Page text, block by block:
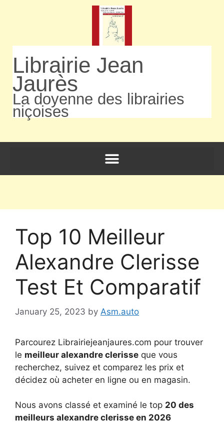
Librairie Jean
Jaurès
La doyenne des librairies
niçoises
Top 10 Meilleur
Alexandre Clerisse
Test Et Comparatif
January 25, 2023 by Asm.auto
Parcourez Librairiejeanjaures.com pour trouver
le meilleur alexandre clerisse que vous
recherchez, suivez et comparez les prix et
décidez où acheter en ligne ou en magasin.
Nous avons classé et examiné le top 20 des
meilleurs alexandre clerisse en 2026